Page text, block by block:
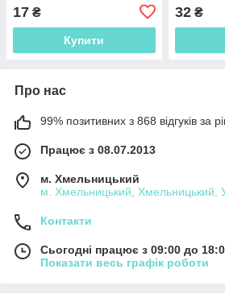
17 ₴
Купити
32₴
Про нас
99% позитивних з 868 відгуків за
Працює з 08.07.2013
м. Хмельницький
м. Хмельницький, Хмельницький,
Контакти
Сьогодні працює з 09:00 до
Показати весь графік роботи